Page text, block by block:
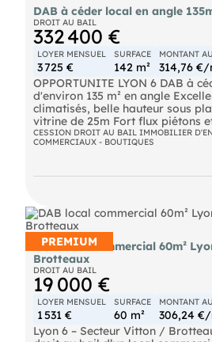
DAB à céder local en angle
DROIT AU BAIL
332 400 €
LOYER MENSUEL
3 725 €
SURFACE
142 m²
MONTANT
314,76 €/
OPPORTUNITE LYON 6 DAB à
d'environ 135 m² en angle
climatisés, belle hauteur sous
vitrine de 25m Fort flux piétons
proximité du métro
CESSION DROIT AU BAIL IMMOBILIER
COMMERCIAUX - BOUTIQUES
PREMIUM
DAB local commercial 60m²
Brotteaux
DROIT AU BAIL
19 000 €
LOYER MENSUEL
1 531 €
SURFACE
60 m²
MONTANT
306,24
Lyon 6 – Secteur Vitton /